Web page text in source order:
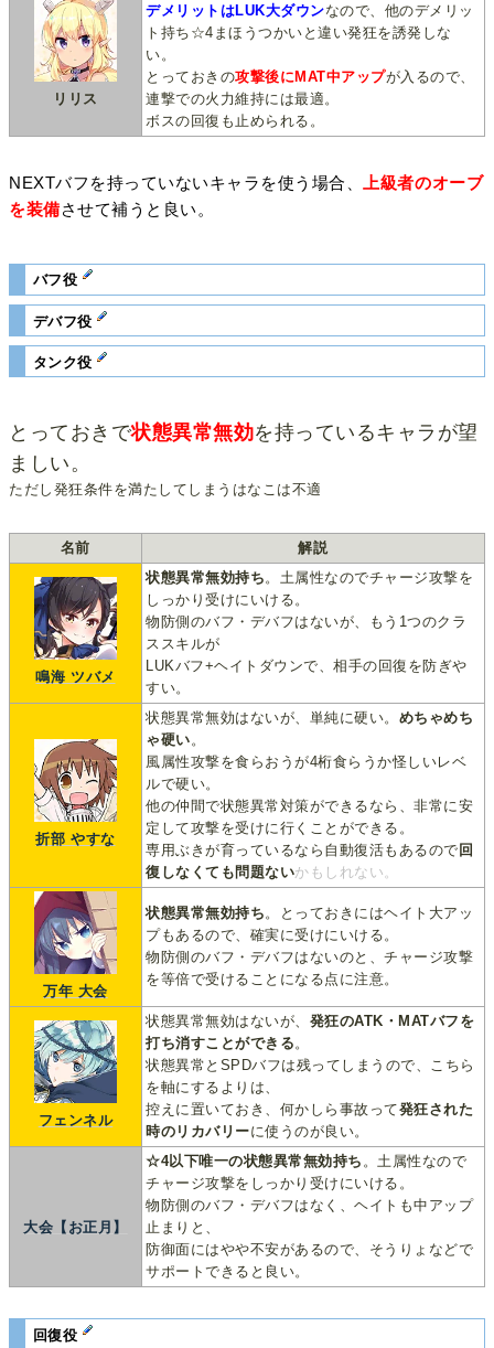
リリス
デメリットはLUK大ダウンなので、他のデメリッ
ト持ち☆4まほうつかいと違い発狂を誘発しな
い。
とっておきの攻撃後にMAT中アップが入るので、
連撃での火力維持には最適。
ボスの回復も止められる。
NEXTバフを持っていないキャラを使う場合、
上級者のオーブ
を装備させて補うと良い。
バフ役
デバフ役
タンク役
とっておきで状態異常無効を持っているキャラが望
ましい。
ただし発狂条件を満たしてしまうはなこは不適
名前 解説
鳴海 ツバメ
状態異常無効持ち 。土属性なのでチャージ攻撃を
しっかり受けにいける。
物防側のバフ・デバフはないが、もう1つのクラ
ススキルが
LUKバフ+ヘイトダウンで、相手の回復を防ぎや
すい。
折部 やすな
状態異常無効はないが、単純に硬い。 めちゃめち
ゃ硬い 。
風属性攻撃を食らおうが4桁食らうか怪しいレベ
ルで硬い。
他の仲間で状態異常対策ができるなら、非常に安
定して攻撃を受けに行くことができる。
専用ぶきが育っているなら自動復活もあるので 回
復しなくても問題ないかもしれない。
万年 大会
状態異常無効持ち 。とっておきにはヘイト大アッ
プもあるので、確実に受けにいける。
物防側のバフ・デバフはないのと、チャージ攻撃
を等倍で受けることになる点に注意。
フェンネル
状態異常無効はないが、 発狂のATK・MATバフを
打ち消すことができる 。
状態異常とSPDバフは残ってしまうので、こちら
を軸にするよりは、
控えに置いておき、何かしら事故って発狂された
時のリカバリーに使うのが良い。
大会【お正月】
☆4以下唯一の状態異常無効持ち 。土属性なので
チャージ攻撃をしっかり受けにいける。
物防側のバフ・デバフはなく、ヘイトも中アップ
止まりと、
防御面にはやや不安があるので、そうりょなどで
サポートできると良い。
回復役